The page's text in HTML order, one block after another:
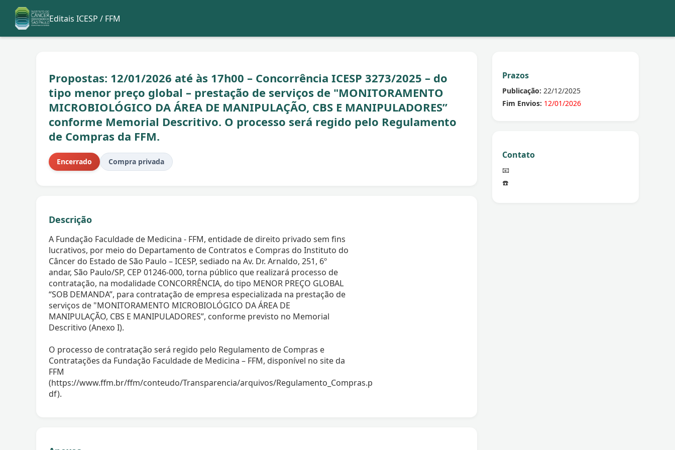
Editais ICESP / FFM
Propostas: 12/01/2026 até às 17h00 – Concorrência ICESP 3273/2025 – do
tipo menor preço global – prestação de serviços de "MONITORAMENTO
MICROBIOLÓGICO DA ÁREA DE MANIPULAÇÃO, CBS E MANIPULADORES”
conforme Memorial Descritivo. O processo será regido pelo Regulamento
de Compras da FFM.
Encerrado Compra privada
Descrição
A Fundação Faculdade de Medicina - FFM, entidade de direito privado sem fins
lucrativos, por meio do Departamento de Contratos e Compras do Instituto do
Câncer do Estado de São Paulo – ICESP, sediado na Av. Dr. Arnaldo, 251, 6º
andar, São Paulo/SP, CEP 01246-000, torna público que realizará processo de
contratação, na modalidade CONCORRÊNCIA, do tipo MENOR PREÇO GLOBAL
“SOB DEMANDA”, para contratação de empresa especializada na prestação de
serviços de "MONITORAMENTO MICROBIOLÓGICO DA ÁREA DE
MANIPULAÇÃO, CBS E MANIPULADORES”, conforme previsto no Memorial
Descritivo (Anexo I).
O processo de contratação será regido pelo Regulamento de Compras e
Contratações da Fundação Faculdade de Medicina – FFM, disponível no site da
FFM
(https://www.ffm.br/ffm/conteudo/Transparencia/arquivos/Regulamento_Compras.p
df).
Prazos
Publicação: 22/12/2025
Fim Envios: 12/01/2026
Contato
📧
☎️